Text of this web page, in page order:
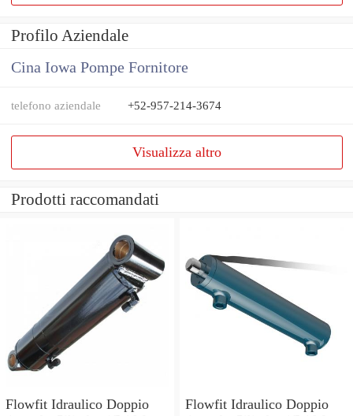
Profilo Aziendale
Cina Iowa Pompe Fornitore
telefono aziendale +52-957-214-3674
Visualizza altro
Prodotti raccomandati
Flowfit Idraulico Doppio
Flowfit Idraulico Doppio